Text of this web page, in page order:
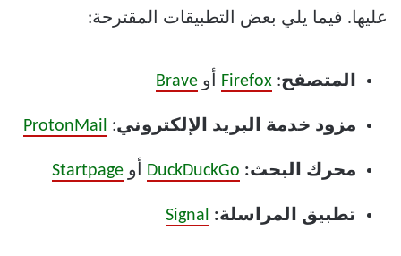
عليها. فيما يلي بعض التطبيقات المقترحة:
المتصفح:
Firefox أو Brave
مزود خدمة البريد الإلكتروني:
ProtonMail
محرك البحث: DuckDuckGo أو Startpage
تطبيق المراسلة: Signal